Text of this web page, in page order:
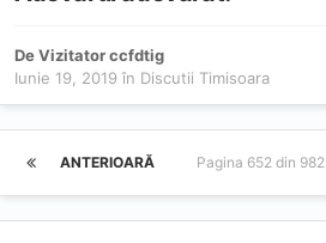
De Vizitator ccfdtig
Iunie 19, 2019 în Discutii Timisoara
ANTERIOARĂ Pagina 652 din 982